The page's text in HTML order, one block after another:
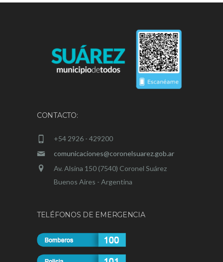
CONTACTO:
+54 2926 - 429200
comunicaciones@coronelsuarez.gob.ar
Av. Alsina 150 (7540) Coronel Suárez
Buenos Aires - Argentina
TELÉFONOS DE EMERGENCIA